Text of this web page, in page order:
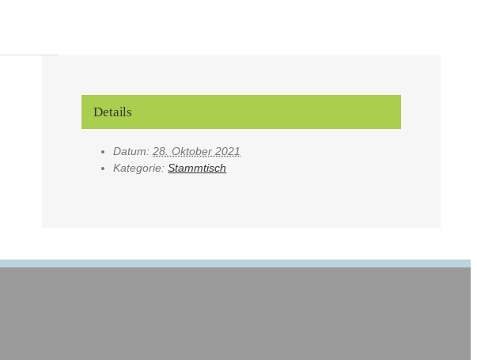
Details
Datum: 28. Oktober 2021
Kategorie: Stammtisch